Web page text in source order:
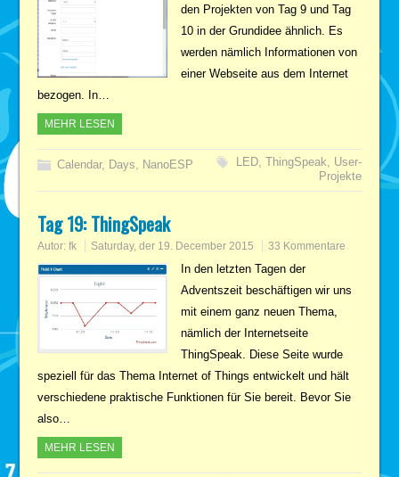
den Projekten von Tag 9 und Tag
10 in der Grundidee ähnlich. Es
werden nämlich Informationen von
einer Webseite aus dem Internet
bezogen. In…
MEHR LESEN
Calendar, Days NanoESP LED, ThingSpeak
User-
Projekte
Tag 19: ThingSpeak
Autor:fk Saturday, der 19. December 2015 33 Kommentare
In den letzten Tagen der
Adventszeit beschäftigen wir uns
mit einem ganz neuen Thema,
nämlich der Internetseite
ThingSpeak. Diese Seite wurde
speziell für das Thema Internet of Things entwickelt und hält
verschiedene praktische Funktionen für Sie bereit. Bevor Sie
also…
MEHR LESEN